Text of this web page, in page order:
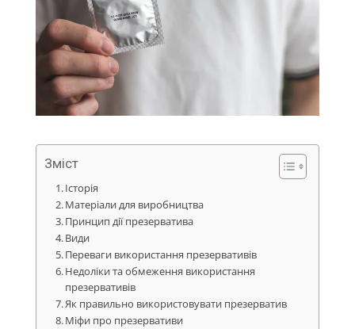
Зміст
Історія
Матеріали для виробництва
Принцип дії презерватива
Види
Переваги використання презервативів
Недоліки та обмеження використання
презервативів
Як правильно використовувати презерватив
Міфи про презервативи